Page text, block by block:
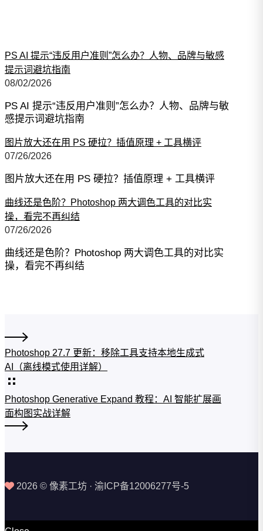
PS AI 提示“违反用户准则”怎么办？人物、品牌与敏感
提示词避坑指南
08/02/2026
PS AI 提示“违反用户准则”怎么办？人物、品牌与敏
感提示词避坑指南
图片放大还在用 PS 硬拉？插值原理 + 工具横评
07/26/2026
图片放大还在用 PS 硬拉？插值原理 + 工具横评
曲线还是色阶？Photoshop 两大调色工具的对比实
操，看完不再纠结
07/26/2026
曲线还是色阶？Photoshop 两大调色工具的对比实
操，看完不再纠结
Photoshop 27.7 更新：移除工具支持本地生成式
AI（离线模式使用详解）
Photoshop Generative Expand 教程：AI 智能扩展画
面构图实战详解
2026 © 像素工坊 · 渝ICP备12006277号-5